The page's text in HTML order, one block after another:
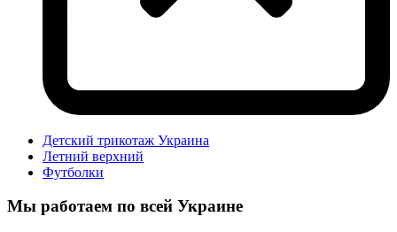
Детский трикотаж Украина
Летний верхний
Футболки
Мы работаем по всей Украине